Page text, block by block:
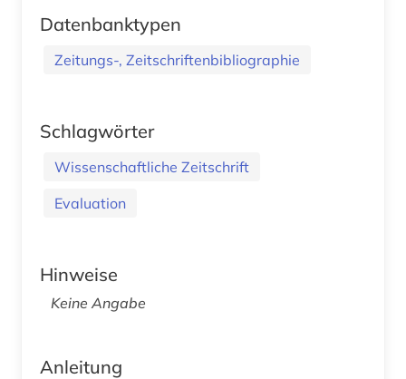
Datenbanktypen
Zeitungs-, Zeitschriftenbibliographie
Schlagwörter
Wissenschaftliche Zeitschrift
Evaluation
Hinweise
Keine Angabe
Anleitung